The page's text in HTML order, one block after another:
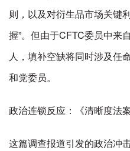
则，以及对衍生品市场关键
握”。但由于CFTC委员中来
人，填补空缺将同时涉及任
和党委员。
政治连锁反应：《清晰度法
这篇调查报道引发的政治冲